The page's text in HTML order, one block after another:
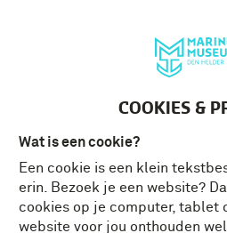
COOKIES &
Wat is een cookie?
Een cookie is een klein
erin. Bezoek je een website?
cookies op je computer, tablet
website voor jou onthouden
VERHALEN
Actualiteit
Herdenken Historische
In het museum Leven aan